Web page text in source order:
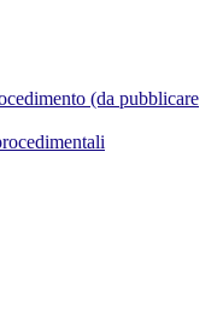
(da pubblicare